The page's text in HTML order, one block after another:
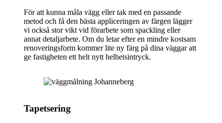
För att kunna måla vägg eller tak med en passande
metod och få den bästa appliceringen av färgen lägger
vi också stor vikt vid förarbete som spackling eller
annat detaljarbete. Om du letar efter en mindre kostsam
renoveringsform kommer lite ny färg på dina väggar att
ge fastigheten ett helt nytt helhetsintryck.
Tapetsering